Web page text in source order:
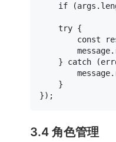
if (args.
try {
const
        message.
    }
catch
        message.
    }
3.4 角色管理